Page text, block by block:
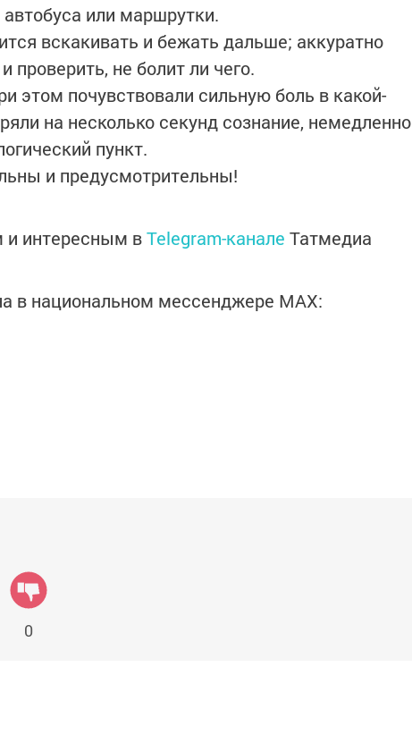
или маршрутки.
вскакивать и бежать дальше; аккуратно
проверить, не болит ли чего.
этом почувствовали сильную боль в какой-
на несколько секунд сознание, немедленно
пункт.
и предусмотрительны!
интересным вTelegram-канале Татмедиа
в национальном мессенджере MАХ:
0